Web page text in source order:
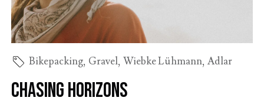
Bikepacking, Gravel, Wiebke Lühmann, Adlar
Chasing Horizons